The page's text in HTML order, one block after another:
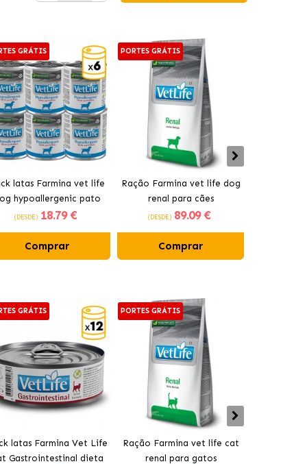
GRÁTIS
latas Farmina vet life
hypoallergenic pato
húmida para cães com
(DESDE) 18.79 €
Comprar
PORTES GRÁTIS
Ração Farmina vet life dog
renal para cães
(DESDE) 89.09 €
Comprar
GRÁTIS
latas Farmina Vet Life
Gastrointestinal dieta
PORTES GRÁTIS
Ração Farmina vet life cat
renal para gatos